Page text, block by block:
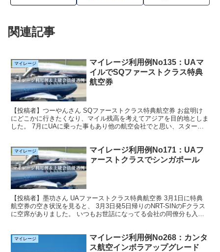
関連記事
マイレージ
マイレージ利用例No135：UAマ
イルでSQファーストクラス特典
航空券
【投稿者】つーやんさん SQファーストクラス特典航空券 お盆明け
にどこかに行きたくなり、マイル残高を考えてアジアを目的地としま
した。 7月にUAに乗った事もあり他の航空会社でと思い、スターア
マイレージ
マイレージ利用例No171：UAフ
ァーストクラスでシンガポール
【投稿者】墨功さん UAファーストクラス特典航空券 3月1日に特典
航空券の空き状況を見ると、 3月3日発5日帰りのNRT-SINのFクラス
に空席がありました。 いつもお世話になってる会社の同僚分も入れ
マイレージ
マイレージ利用例No268：カンタ
ス航空インボラアップグレード